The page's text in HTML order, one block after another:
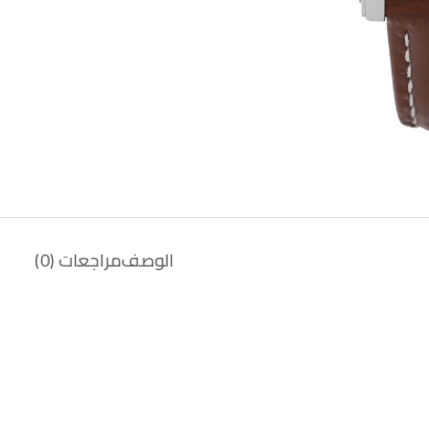
الوصفمراجعات (0)